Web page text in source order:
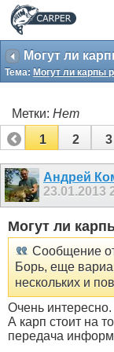
Могут ли
Тема: Могут ли карпы
Метки: Нет
1
2 3
Андрей
23.01.2013
Могут ли
Сообщение
Борь, еще
нескольких и
Очень интересно.
А карп стоит на
передача